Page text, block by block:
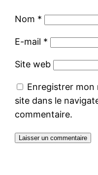
Nom *
E-mail *
Site web
Enregistrer mon
site dans le
commentaire.